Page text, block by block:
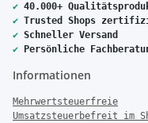
✔ 40.000+
✔ Trusted Shops
✔ Schneller Versand
✔ Persönliche
Informationen
Mehrwertsteuerfreie
Umsatzsteuerbefreit im